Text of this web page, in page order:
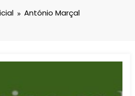
António Marçal